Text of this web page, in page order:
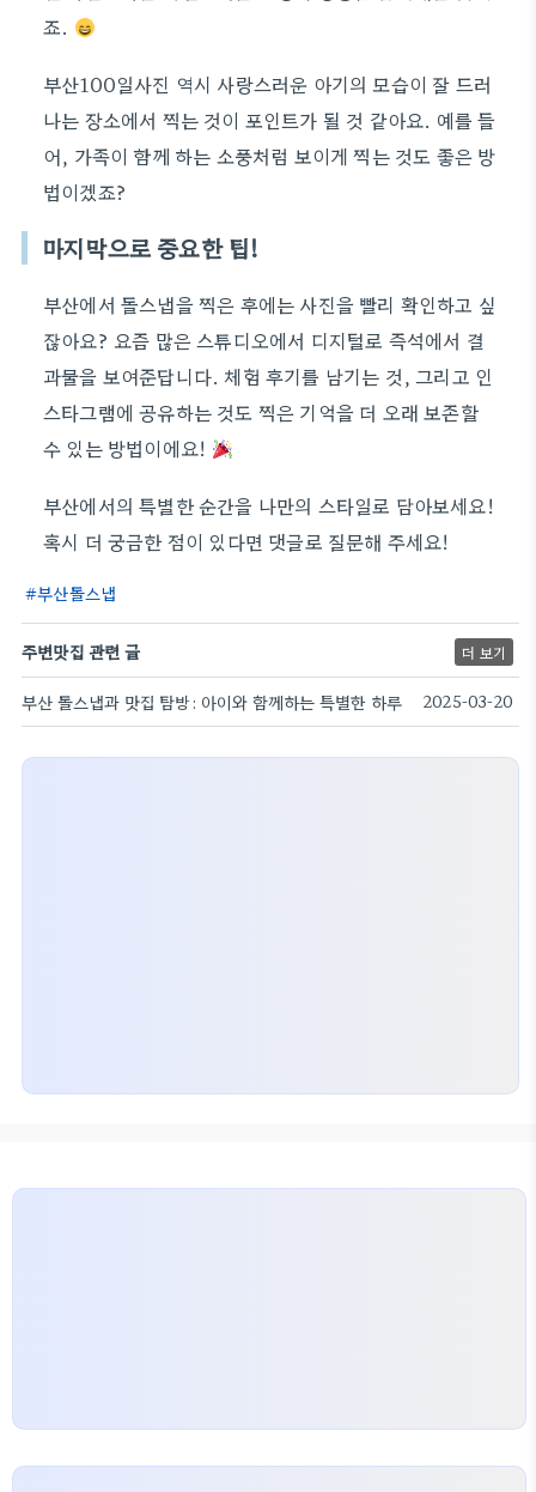
죠.
부산100일사진 역시 사랑스러운 아기의 모습이 잘 드러
나는 장소에서 찍는 것이 포인트가 될 것 같아요. 예를 들
어, 가족이 함께 하는 소풍처럼 보이게 찍는 것도 좋은 방
법이겠죠?
마지막으로 중요한 팁!
부산에서 돌스냅을 찍은 후에는 사진을 빨리 확인하고 싶
잖아요? 요즘 많은 스튜디오에서 디지털로 즉석에서 결
과물을 보여준답니다. 체험 후기를 남기는 것, 그리고 인
스타그램에 공유하는 것도 찍은 기억을 더 오래 보존할
수 있는 방법이에요!
부산에서의 특별한 순간을 나만의 스타일로 담아보세요!
혹시 더 궁금한 점이 있다면 댓글로 질문해 주세요!
부산돌스냅
주변맛집 관련 글 더 보기
부산 돌스냅과 맛집 탐방: 아이와 함께하는 특별한 하루 2025-03-20